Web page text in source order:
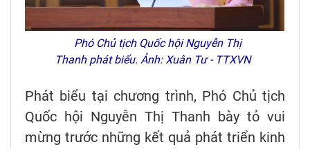
Phó Chủ tịch Quốc hội Nguyễn Thị
Thanh phát biểu. Ảnh: Xuân Tư - TTXVN
Phát biểu tại chương trình, Phó Chủ tịch
Quốc hội Nguyễn Thị Thanh bày tỏ vui
mừng trước những kết quả phát triển kinh